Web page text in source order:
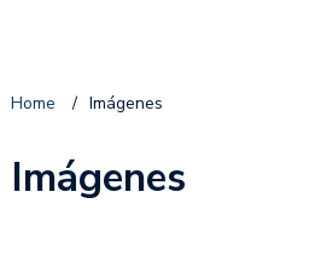
Home / Imágenes
Imágenes